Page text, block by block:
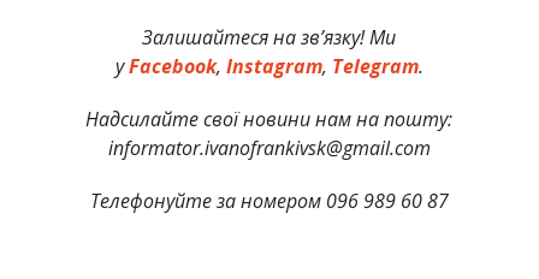
Залишайтеся на зв’язку! Ми
уFacebook, Instagram, Telegram.
Надсилайте свої новини нам на пошту:
informator.ivanofrankivsk@gmail.com
Телефонуйте за номером 096 989 60 87